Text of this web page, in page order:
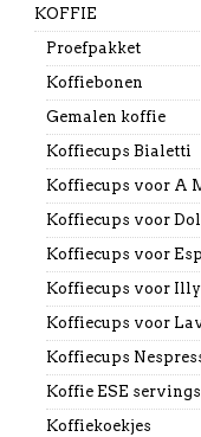
KOFFIE
Proefpakket
Koffiebonen
Gemalen koffie
Koffiecups Bialetti
Koffiecups voor A
Koffiecups voor
Koffiecups voor
Koffiecups voor Illy
Koffiecups voor
Koffiecups
Koffie ESE servings
Koffiekoekjes